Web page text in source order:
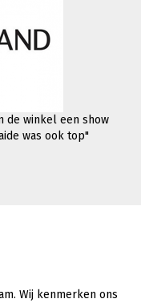
de winkel een show
was ook top"
Wij kenmerken ons